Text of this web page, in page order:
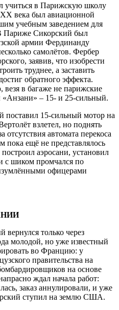
учиться в Парижскую школу
века был авиационной
учебным заведением для
Париже Сикорский был
армии Фердинанду
самолётов. Фербер
заявив, что изобрести
труднее, а заставить
обратного эффекта.
в багаже не парижские
– 15- и 25-сильный.
поставил 15-сильный мотор на
взлетел, но поднять
автомата перекоса
пока ещё не представлялось
аэросани, установил
с шиком промчался по
офицерами
вернулся только через
молодой, но уже известный
во Францию: у
правительства на
на основе
ждал начала работ:
заказ аннулировали, и уже
ступил на землю США.